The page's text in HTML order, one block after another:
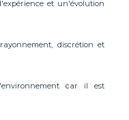
et un'évolution
discrétion et
car il est